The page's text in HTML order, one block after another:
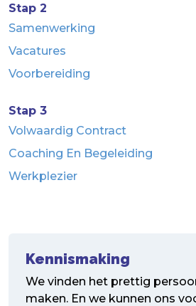
Stap 2
Samenwerking
Vacatures
Voorbereiding
Stap 3
Volwaardig Contract
Coaching En Begeleiding
Werkplezier
Kennismaking
We vinden het prettig
maken. En we kunnen ons